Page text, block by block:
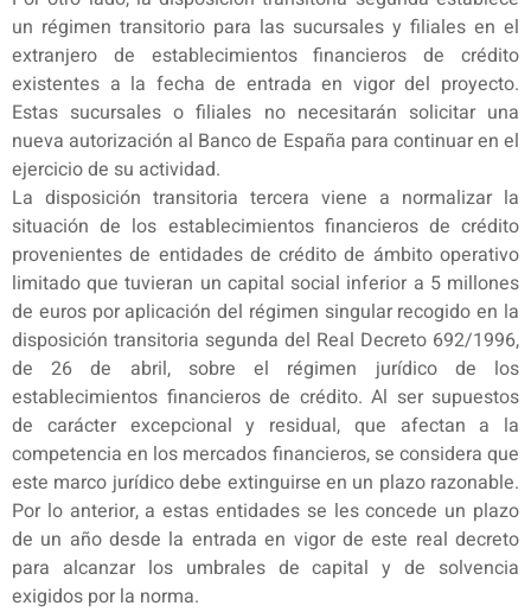
un régimen transitorio para las sucursales y filiales en el
extranjero de establecimientos financieros de crédito
existentes a la fecha de entrada en vigor del proyecto.
Estas sucursales o filiales no necesitarán solicitar una
nueva autorización al Banco de España para continuar en el
ejercicio de su actividad.
La disposición transitoria tercera viene a normalizar la
situación de los establecimientos financieros de crédito
provenientes de entidades de crédito de ámbito operativo
limitado que tuvieran un capital social inferior a 5 millones
de euros por aplicación del régimen singular recogido en la
disposición transitoria segunda del Real Decreto 692/1996,
de 26 de abril, sobre el régimen jurídico de los
establecimientos financieros de crédito. Al ser supuestos
de carácter excepcional y residual, que afectan a la
competencia en los mercados financieros, se considera que
este marco jurídico debe extinguirse en un plazo razonable.
Por lo anterior, a estas entidades se les concede un plazo
de un año desde la entrada en vigor de este real decreto
para alcanzar los umbrales de capital y de solvencia
exigidos por la norma.